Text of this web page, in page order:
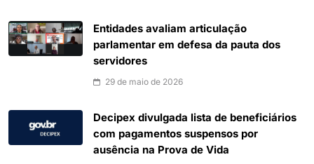
Entidades avaliam articulação
parlamentar em defesa da pauta dos
servidores
29 de maio de 2026
Decipex divulgada lista de beneficiários
com pagamentos suspensos por
ausência na Prova de Vida